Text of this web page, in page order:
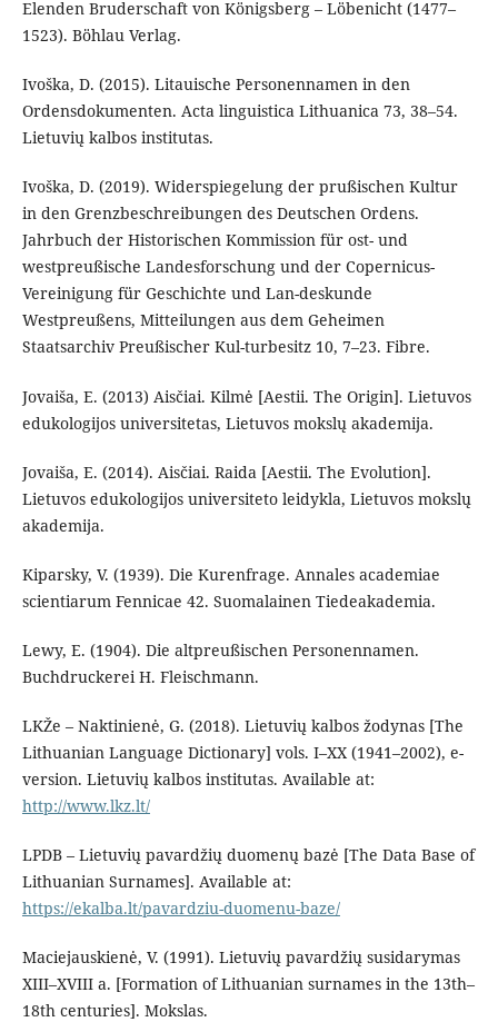
Elenden Bruderschaft von Königsberg – Löbenicht (1477–
1523). Böhlau Verlag.
Ivoška, D. (2015). Litauische Personennamen in den
Ordensdokumenten. Acta linguistica Lithuanica 73, 38–54.
Lietuvių kalbos institutas.
Ivoška, D. (2019). Widerspiegelung der prußischen Kultur
in den Grenzbeschreibungen des Deutschen Ordens.
Jahrbuch der Historischen Kommission für ost- und
westpreußische Landesforschung und der Copernicus-
Vereinigung für Geschichte und Lan-deskunde
Westpreußens, Mitteilungen aus dem Geheimen
Staatsarchiv Preußischer Kul-turbesitz 10, 7–23. Fibre.
Jovaiša, E. (2013) Aisčiai. Kilmė [Aestii. The Origin]. Lietuvos
edukologijos universitetas, Lietuvos mokslų akademija.
Jovaiša, E. (2014). Aisčiai. Raida [Aestii. The Evolution].
Lietuvos edukologijos universiteto leidykla, Lietuvos mokslų
akademija.
Kiparsky, V. (1939). Die Kurenfrage. Annales academiae
scientiarum Fennicae 42. Suomalainen Tiedeakademia.
Lewy, E. (1904). Die altpreußischen Personennamen.
Buchdruckerei H. Fleischmann.
LKŽe – Naktinienė, G. (2018). Lietuvių kalbos žodynas [The
Lithuanian Language Dictionary] vols. I–XX (1941–2002), e-
version. Lietuvių kalbos institutas. Available at:
http://www.lkz.lt/
LPDB – Lietuvių pavardžių duomenų bazė [The Data Base of
Lithuanian Surnames]. Available at:
https://ekalba.lt/pavardziu-duomenu-baze/
Maciejauskienė, V. (1991). Lietuvių pavardžių susidarymas
XIII–XVIII a. [Formation of Lithuanian surnames in the 13th–
18th centuries]. Mokslas.